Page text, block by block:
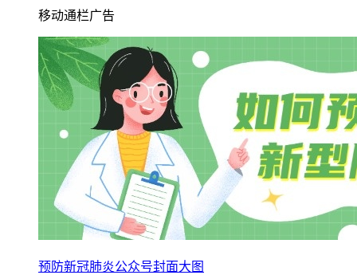
移动通栏广告
预防新冠肺炎公众号封面大图